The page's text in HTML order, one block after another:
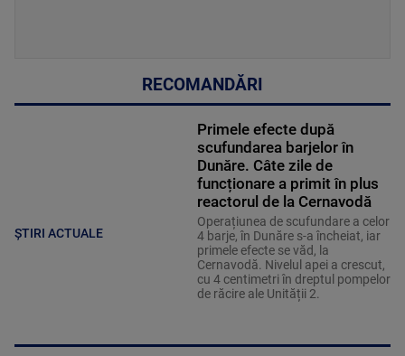
RECOMANDĂRI
ȘTIRI ACTUALE
Primele efecte după
scufundarea barjelor în
Dunăre. Câte zile de
funcționare a primit în plus
reactorul de la Cernavodă
Operațiunea de scufundare a celor
4 barje, în Dunăre s-a încheiat, iar
primele efecte se văd, la
Cernavodă. Nivelul apei a crescut,
cu 4 centimetri în dreptul pompelor
de răcire ale Unității 2.